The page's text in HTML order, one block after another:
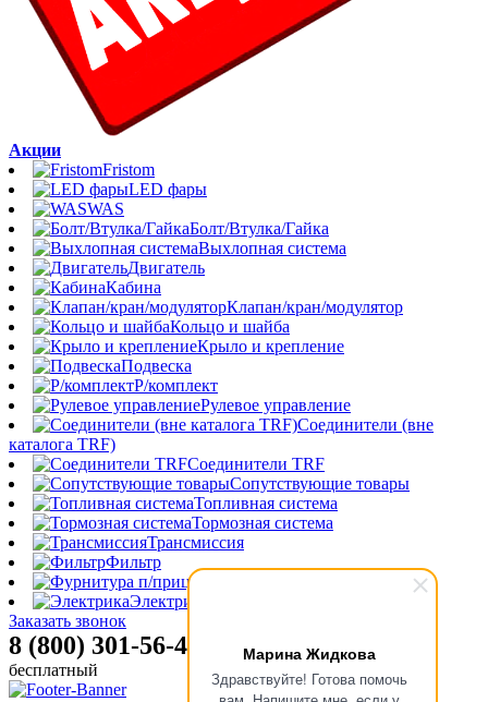
Марина Жидкова
Здравствуйте! Готова помочь
Акции
Fristom
LED фары
WAS
Болт/Втулка/Гайка
Выхлопная система
Двигатель
Кабина
Клапан/кран/модулятор
Кольцо и шайба
Крыло и крепление
Подвеска
Р/комплект
Рулевое управление
Соединители (вне
каталога TRF)
Соединители TRF
Сопутствующие товары
Топливная система
Тормозная система
Трансмиссия
Фильтр
Электрика
Заказать звонок
8 (800) 301-56-47
бесплатный